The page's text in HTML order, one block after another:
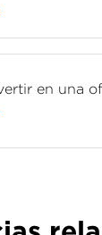
en una